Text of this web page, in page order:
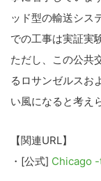
ッド型の輸送シス
での工事は実証実
ただし、この公共
るロサンゼルスお
い風になると考え
【関連URL】
・[公式] Chicago